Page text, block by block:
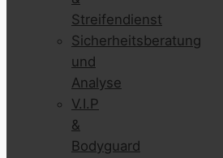
Streifendienst
Sicherheitsberatung
und
Analyse
V.I.P
&
Bodyguard